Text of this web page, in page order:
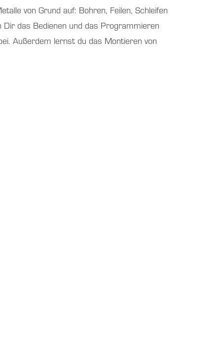
von Grund auf: Bohren, Feilen, Schleifen
Dir das Bedienen und das Programmieren
Außerdem lernst du das Montieren von